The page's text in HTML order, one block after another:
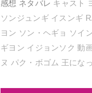
感想 ネタバレ キャスト
ソンジュンギ イスンギ
ヨン ソン・ヘギョ ソイ
ギヨン イジョンソク 動
ヌ パク・ボゴム 王にな